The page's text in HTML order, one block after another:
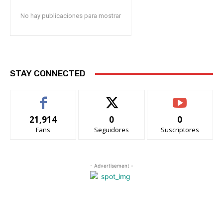
No hay publicaciones para mostrar
STAY CONNECTED
21,914
Fans
0
Seguidores
0
Suscriptores
- Advertisement -